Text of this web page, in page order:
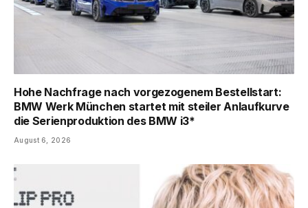
Hohe Nachfrage nach vorgezogenem Bestellstart:
BMW Werk München startet mit steiler Anlaufkurve
die Serienproduktion des BMW i3*
August 6, 2026